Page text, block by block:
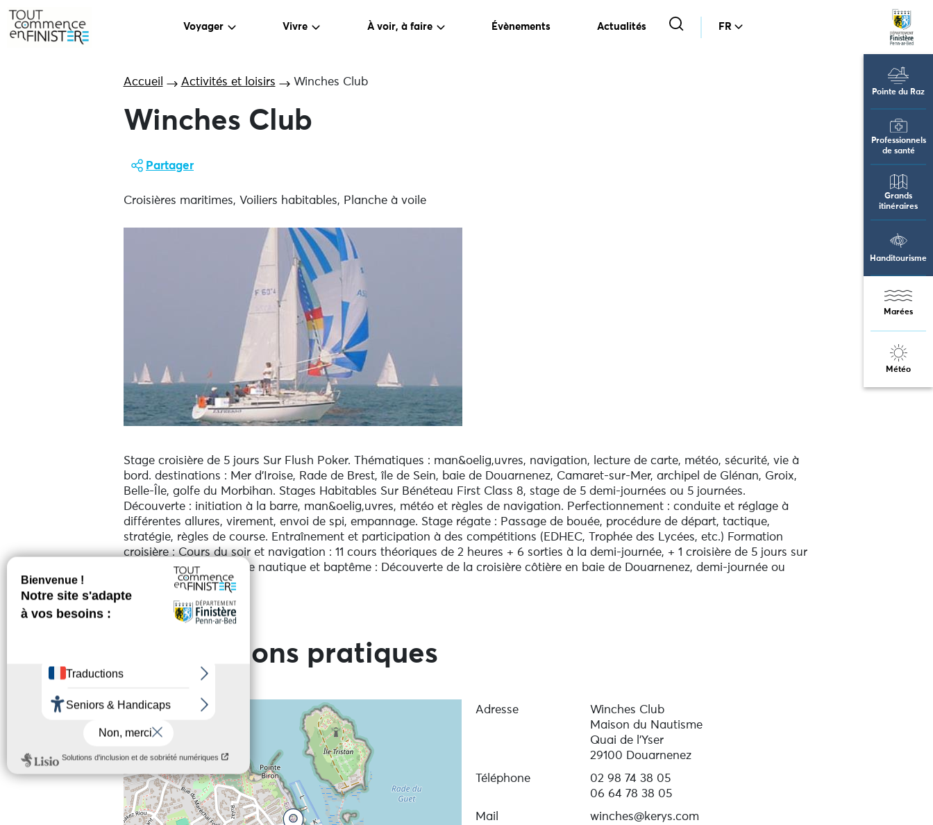
Voyager Vivre À voir, à faire Évènements Actualités FR
Pointe du Raz
Professionnels
de santé
Grands
itinéraires
Handitourisme
Marées
Météo
Accueil Activités et loisirs Winches Club
Winches Club
Partager
Croisières maritimes, Voiliers habitables, Planche à voile
Stage croisière de 5 jours Sur Flush Poker. Thématiques : man&oelig,uvres, navigation, lecture de carte, météo, sécurité, vie à
bord. destinations : Mer d'Iroise, Rade de Brest, île de Sein, baie de Douarnenez, Camaret-sur-Mer, archipel de Glénan, Groix,
Belle-Île, golfe du Morbihan. Stages Habitables Sur Bénéteau First Class 8, stage de 5 demi-journées ou 5 journées.
Découverte : initiation à la barre, man&oelig,uvres, météo et règles de navigation. Perfectionnement : conduite et réglage à
différentes allures, virement, envoi de spi, empannage. Stage régate : Passage de bouée, procédure de départ, tactique,
stratégie, règles de course. Entraînement et participation à des compétitions (EDHEC, Trophée des Lycées, etc.) Formation
croisière : Cours du soir et navigation : 11 cours théoriques de 2 heures + 6 sorties à la demi-journée, + 1 croisière de 5 jours sur
Flush Poker. Randonnée nautique et baptême : Découverte de la croisière côtière en baie de Douarnenez, demi-journée ou
Voir plus
Informations pratiques
−
Adresse
Winches Club
Maison du Nautisme
Quai de l'Yser
29100 Douarnenez
Téléphone
02 98 74 38 05
06 64 78 38 05
Mail
winches@kerys.com